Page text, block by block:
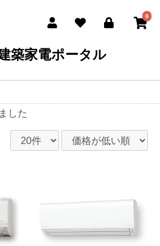
0
築家電ポータル
した